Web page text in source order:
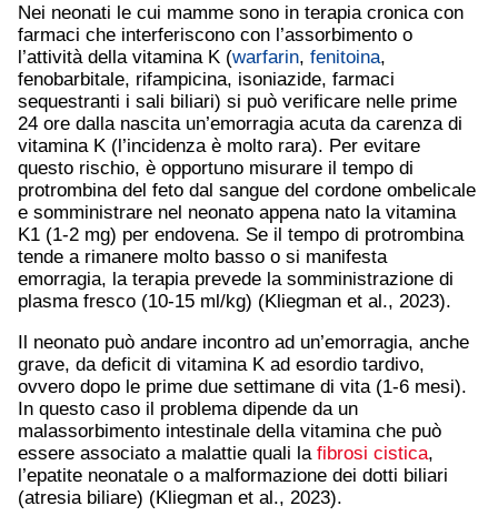
Nei neonati le cui mamme sono in terapia cronica con
farmaci che interferiscono con l’assorbimento o
l’attività della vitamina K (warfarin, fenitoina,
fenobarbitale, rifampicina, isoniazide, farmaci
sequestranti i sali biliari) si può verificare nelle prime
24 ore dalla nascita un’emorragia acuta da carenza di
vitamina K (l’incidenza è molto rara). Per evitare
questo rischio, è opportuno misurare il tempo di
protrombina del feto dal sangue del cordone ombelicale
e somministrare nel neonato appena nato la vitamina
K1 (1-2 mg) per endovena. Se il tempo di protrombina
tende a rimanere molto basso o si manifesta
emorragia, la terapia prevede la somministrazione di
plasma fresco (10-15 ml/kg) (Kliegman et al., 2023).
Il neonato può andare incontro ad un’emorragia, anche
grave, da deficit di vitamina K ad esordio tardivo,
ovvero dopo le prime due settimane di vita (1-6 mesi).
In questo caso il problema dipende da un
malassorbimento intestinale della vitamina che può
essere associato a malattie quali la fibrosi cistica,
l’epatite neonatale o a malformazione dei dotti biliari
(atresia biliare) (Kliegman et al., 2023).